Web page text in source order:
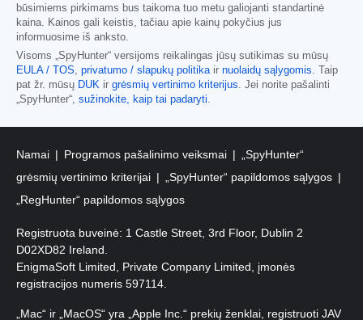
būsimiems pirkimams bus taikoma tuo metu galiojanti standartinė
kaina. Kainos gali keistis, tačiau apie kainų pokyčius jus
informuosime iš anksto.
Visoms „SpyHunter“ versijoms reikalingas jūsų sutikimas su mūsų
EULA / TOS, privatumo / slapukų politikair nuolaidų sąlygomis. Taip
pat žr. mūsų DUK ir grėsmių vertinimo kriterijus. Jei norite pašalinti
„SpyHunter“, sužinokite, kaip tai padaryti.
Namai Programos pašalinimo veiksmai
„SpyHunter“
grėsmių vertinimo kriterijai
„SpyHunter“ papildomos sąlygos
„RegHunter“ papildomos sąlygos
Registruota buveinė: 1 Castle Street, 3rd Floor, Dublin 2
D02XD82 Ireland.
EnigmaSoft Limited, Private Company Limited, įmonės
registracijos numeris 597114.
„Mac“ ir „MacOS“ yra „Apple Inc.“ prekių ženklai, registruoti JAV